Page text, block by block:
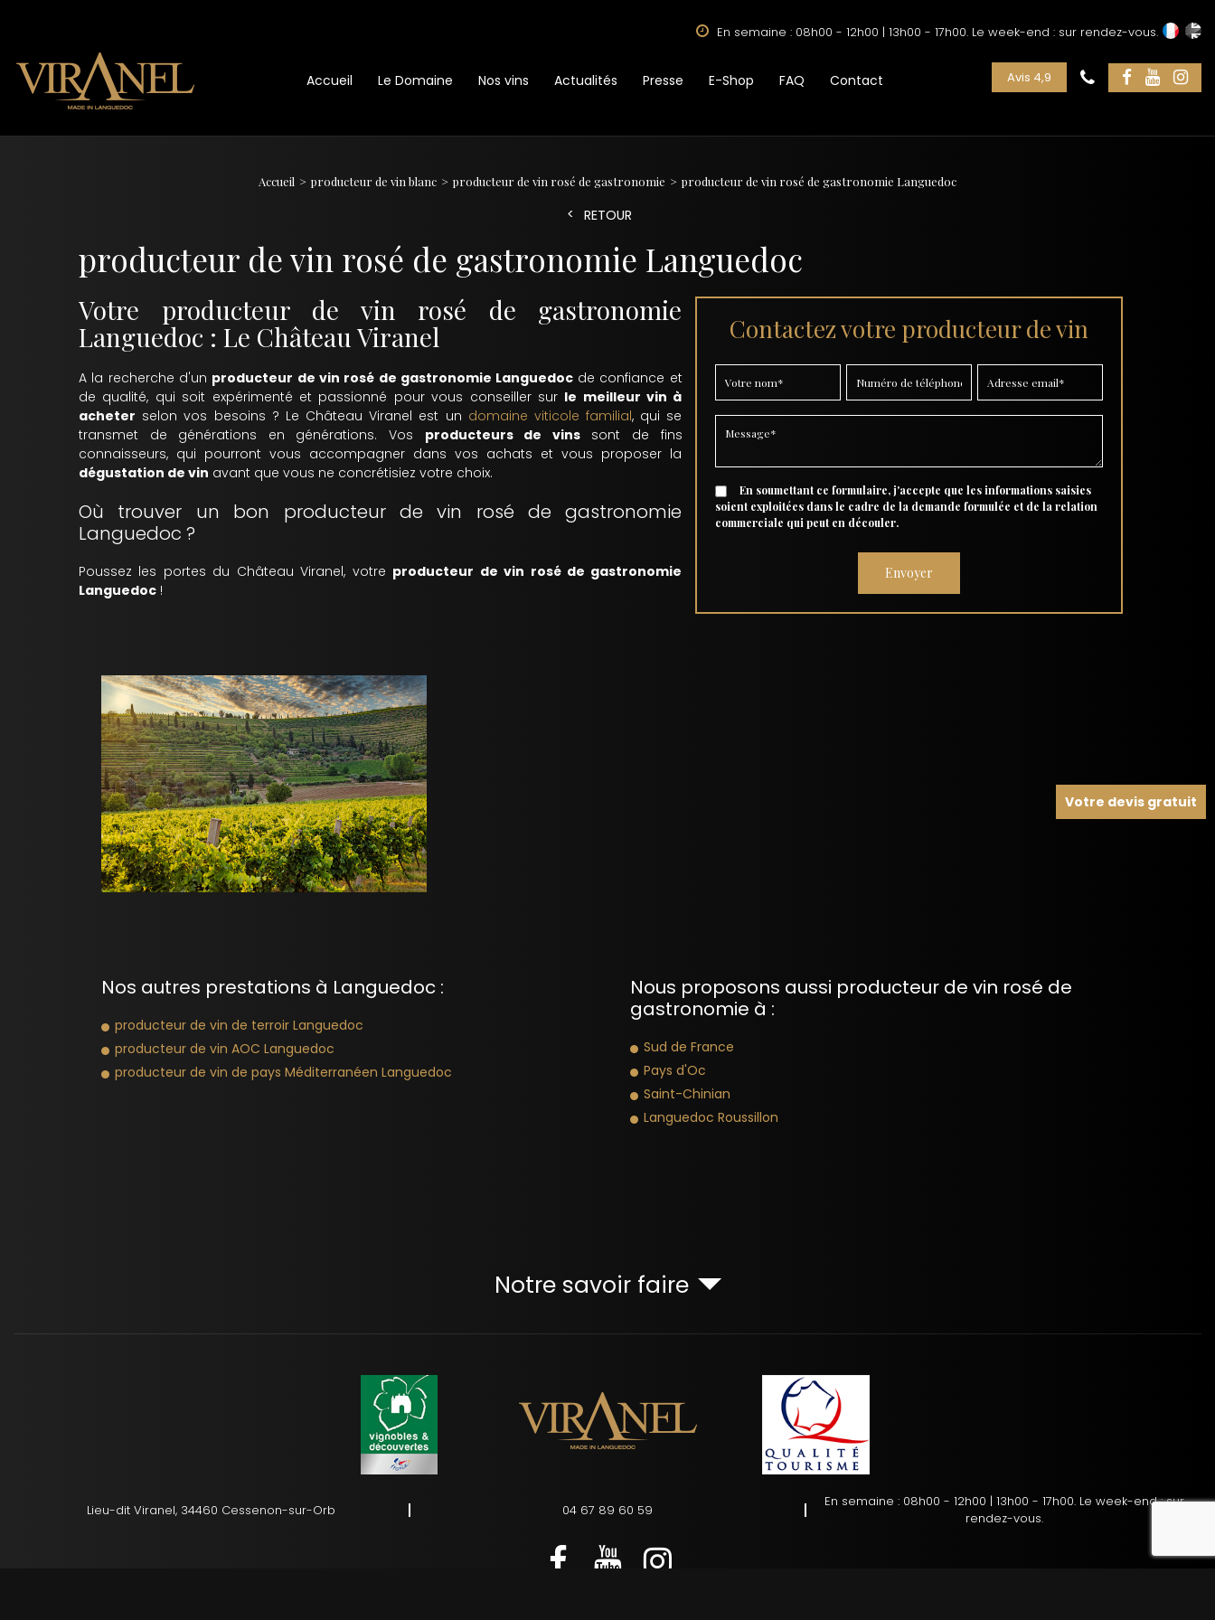
En semaine : 08h00 - 12h00 | 13h00 - 17h00. Le week-end : sur rendez-vous.
Accueil Le Domaine Nos vins Actualités Presse E-Shop FAQ Contact Avis 4,9
Accueil producteur de vin blanc producteur de vin rosé de gastronomie producteur de vin rosé de gastronomie Languedoc
RETOUR
producteur de vin rosé de gastronomie Languedoc
Votre producteur de vin rosé de gastronomie
Languedoc : Le Château Viranel
A la recherche d'un producteur de vin rosé de gastronomie Languedoc de confiance et
de qualité, qui soit expérimenté et passionné pour vous conseiller sur le meilleur vin à
acheter selon vos besoins ? Le Château Viranel est un domaine viticole familial, qui se
transmet de générations en générations. Vos producteurs de vinssont de fins
connaisseurs, qui pourront vous accompagner dans vos achats et vous proposer la
dégustation de vin avant que vous ne concrétisiez votre choix.
Où trouver un bon producteur de vin rosé de gastronomie
Languedoc ?
Poussez les portes du Château Viranel, votre producteur de vin rosé de gastronomie
Languedoc !
Contactez votre producteur de vin
En soumettant ce formulaire, j'accepte que les informations saisies
soient exploitées dans le cadre de la demande formulée et de la relation
commerciale qui peut en découler.
Nos autres prestations à Languedoc :
producteur de vin de terroir Languedoc
producteur de vin AOC Languedoc
producteur de vin de pays Méditerranéen Languedoc
Nous proposons aussi producteur de vin rosé de
gastronomie à :
Sud de France
Pays d'Oc
Saint-Chinian
Languedoc Roussillon
Votre devis gratuit
Notre savoir faire
Lieu-dit Viranel, 34460 Cessenon-sur-Orb 04 67 89 60 59
En semaine : 08h00 - 12h00 | 13h00 - 17h00. Le week-end : sur
rendez-vous.